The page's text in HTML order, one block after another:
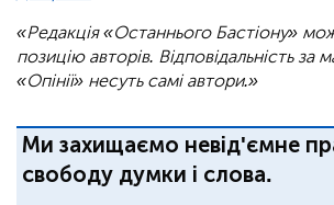
«Редакція «Останнього Бастіону»
позицію авторів. Відповідальність за
«Опінії» несуть самі автори.»
Ми захищаємо невід'ємне
свободу думки і слова.